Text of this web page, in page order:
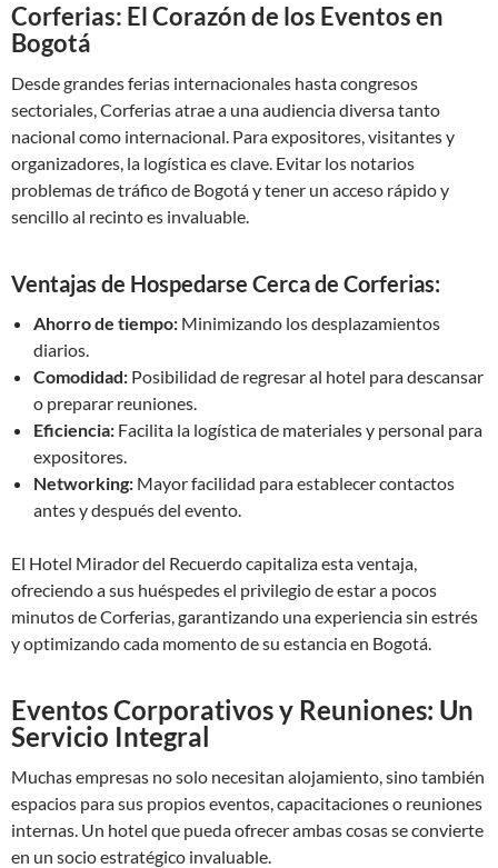
Corferias: El Corazón de los Eventos en
Bogotá
Desde grandes ferias internacionales hasta congresos
sectoriales, Corferias atrae a una audiencia diversa tanto
nacional como internacional. Para expositores, visitantes y
organizadores, la logística es clave. Evitar los notarios
problemas de tráfico de Bogotá y tener un acceso rápido y
sencillo al recinto es invaluable.
Ventajas de Hospedarse Cerca de Corferias:
Ahorro de tiempo: Minimizando los desplazamientos
diarios.
Comodidad: Posibilidad de regresar al hotel para descansar
o preparar reuniones.
Eficiencia: Facilita la logística de materiales y personal para
expositores.
Networking: Mayor facilidad para establecer contactos
antes y después del evento.
El Hotel Mirador del Recuerdo capitaliza esta ventaja,
ofreciendo a sus huéspedes el privilegio de estar a pocos
minutos de Corferias, garantizando una experiencia sin estrés
y optimizando cada momento de su estancia en Bogotá.
Eventos Corporativos y Reuniones: Un
Servicio Integral
Muchas empresas no solo necesitan alojamiento, sino también
espacios para sus propios eventos, capacitaciones o reuniones
internas. Un hotel que pueda ofrecer ambas cosas se convierte
en un socio estratégico invaluable.